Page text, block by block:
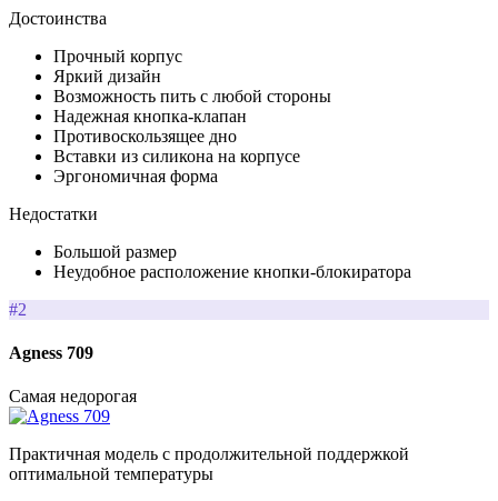
Достоинства
Прочный корпус
Яркий дизайн
Возможность пить с любой стороны
Надежная кнопка-клапан
Противоскользящее дно
Вставки из силикона на корпусе
Эргономичная форма
Недостатки
Большой размер
Неудобное расположение кнопки-блокиратора
#2
Agness 709
Самая недорогая
Практичная модель с продолжительной поддержкой
оптимальной температуры